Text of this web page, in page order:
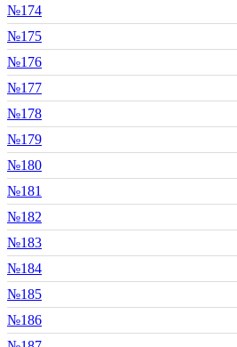
№174
№175
№176
№177
№178
№179
№180
№181
№182
№183
№184
№185
№186